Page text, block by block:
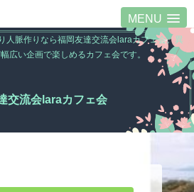
MENU
人脈作りなら福岡友達交流会laraカフェ会。異
広い企画で楽しめるカフェ会です。
交流会laraカフェ会